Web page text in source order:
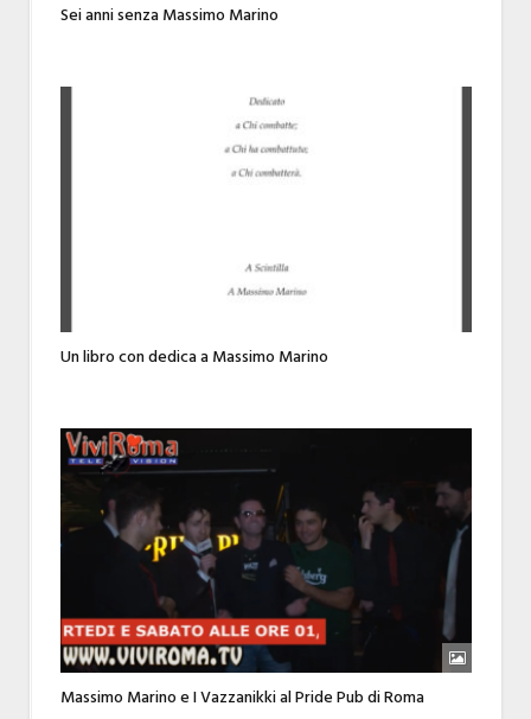
Sei anni senza Massimo Marino
Un libro con dedica a Massimo Marino
Massimo Marino e I Vazzanikki al Pride Pub di Roma